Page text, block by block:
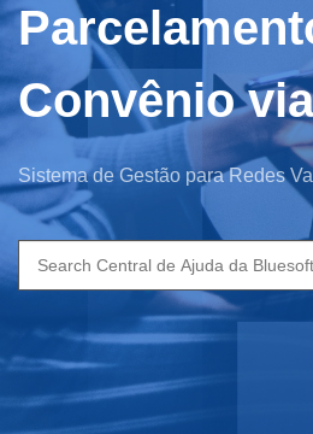
Convênio
Sistema de Gestão para Redes
Search
for: